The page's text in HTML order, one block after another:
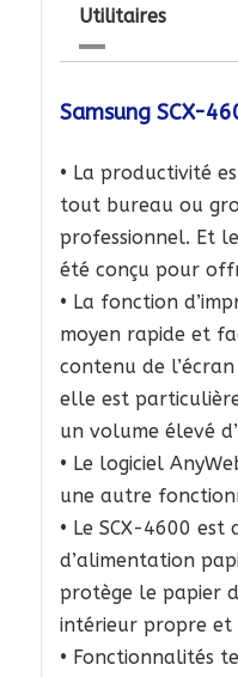
Utilitaires
Samsung SCX-
• La productivité
tout bureau ou
professionnel. Et
été conçu pour
• La fonction
moyen rapide et
contenu de
elle est
un volume élevé
• Le logiciel
une autre
• Le SCX-4600 est
d’alimentation
protège le papier
intérieur propre
• Fonctionnalités